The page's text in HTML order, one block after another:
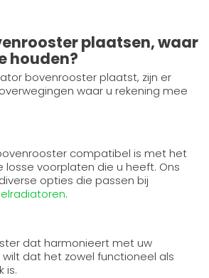
plaatsen, waar
houden?
bovenrooster plaatst, zijn er
waar u rekening mee
compatibel is met het
voorplaten die u heeft. Ons
opties die passen bij
.
dat harmonieert met uw
dat het zowel functioneel als
is.